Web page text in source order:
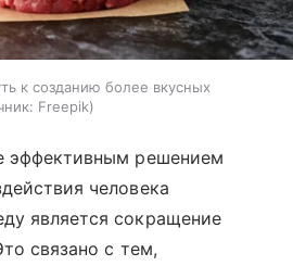
к созданию более вкусных
Freepik
эффективным решением
человека
является сокращение
связано с тем,